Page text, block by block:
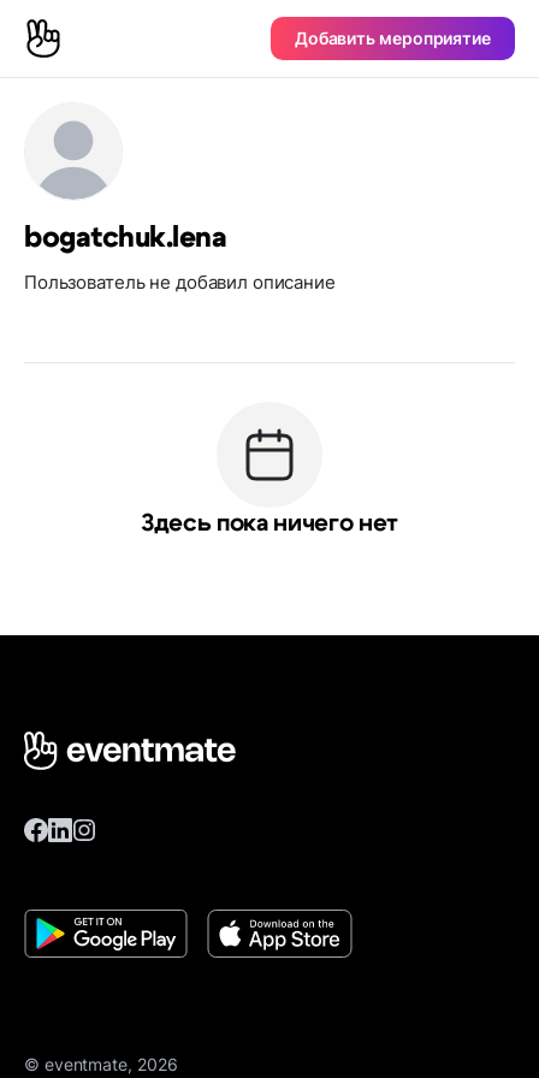
Добавить мероприятие
bogatchuk.lena
Пользователь не добавил описание
Здесь пока ничего нет
© eventmate, 2026